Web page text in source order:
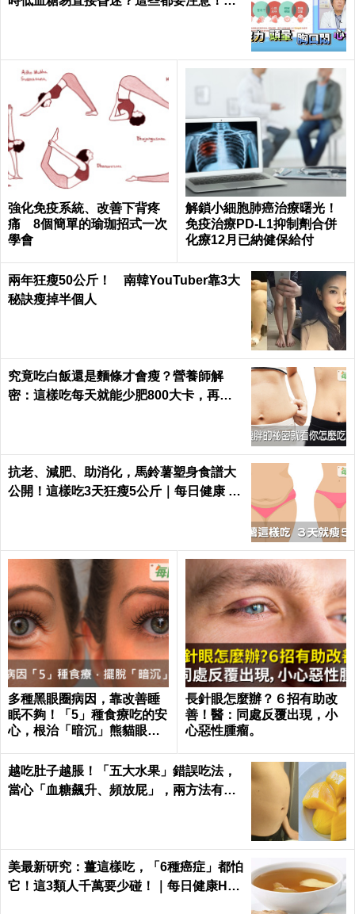
強化免疫系統、改善下背疼
痛 8個簡單的瑜珈招式一次
學會
解鎖小細胞肺癌治療曙光！
免疫治療PD-L1抑制劑合併
化療12月已納健保給付
兩年狂瘦50公斤！ 南韓YouTuber靠3大
秘訣瘦掉半個人
究竟吃白飯還是麵條才會瘦？營養師解
密：這樣吃每天就能少肥800大卡，再也
抗老、減肥、助消化，馬鈴薯塑身食譜大
公開！這樣吃3天狂瘦5公斤｜每日健康 H
多種黑眼圈病因，靠改善睡
眠不夠！「5」種食療吃的安
心，根治「暗沉」熊貓眼｜
長針眼怎麼辦？６招有助改
善！醫：同處反覆出現，小
心惡性腫瘤。
越吃肚子越脹！「五大水果」錯誤吃法，
當心「血糖飆升、頻放屁」，兩方法有效
美最新研究：薑這樣吃，「6種癌症」都怕
它！這3類人千萬要少碰！｜每日健康Hea